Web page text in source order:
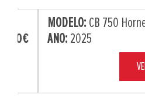
MODELO:CB 750 Hornet
ANO: 2025
VER MAIS